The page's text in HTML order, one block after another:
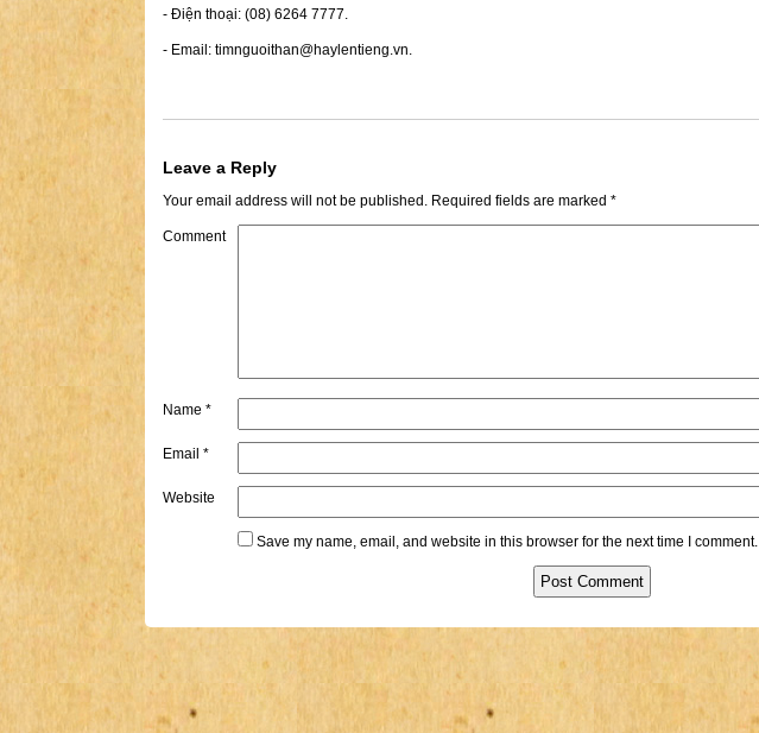
- Điện thoại: (08) 6264 7777.
- Email: timnguoithan@haylentieng.vn.
Leave a Reply
Your email address will not be published. Required fields are marked *
Comment
Name *
Email *
Website
Save my name, email, and website in this browser for the next time I comment.